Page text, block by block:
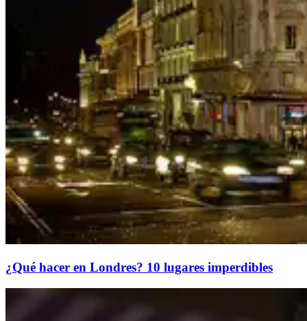
¿Qué hacer en Londres? 10 lugares imperdibles